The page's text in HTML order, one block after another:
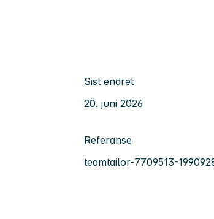
Sist endret
20. juni 2026
Referanse
teamtailor-7709513-